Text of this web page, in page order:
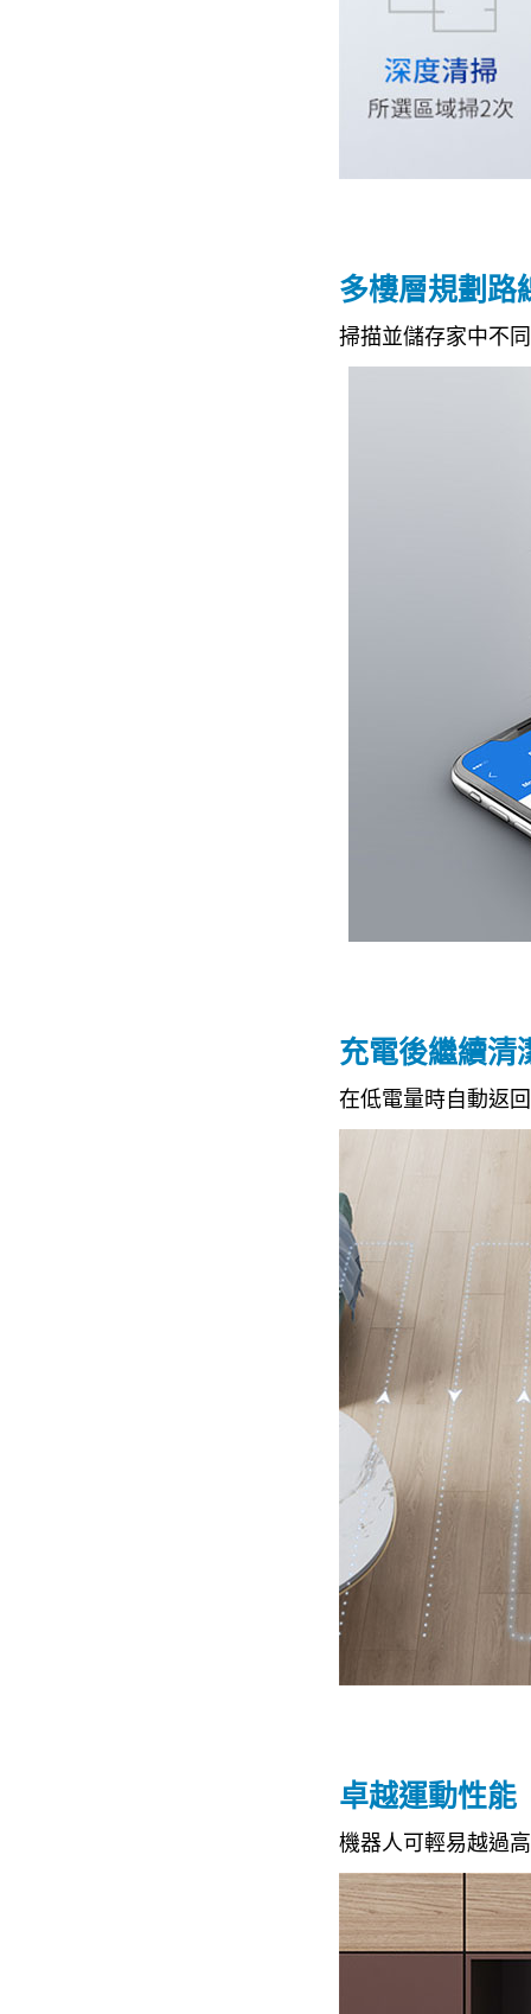
多樓層規劃路
掃描並儲存家中不
充電後繼續清
在低電量時自動返
卓越運動性能
機器人可輕易越過